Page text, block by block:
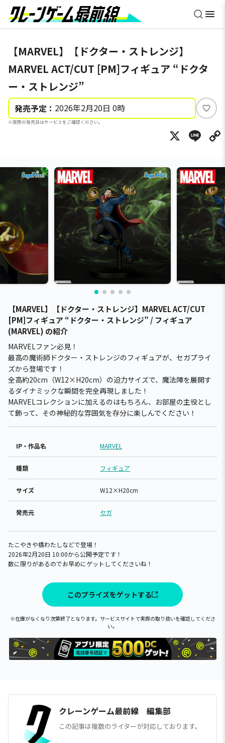
【MARVEL】【ドクター・ストレンジ】
MARVEL ACT/CUT [PM]フィギュア “ドクタ
ー・ストレンジ”
発売予定： 2026年2月20日 0時
※実際の発売日はサービスをご確認ください。
い
ね
X
【MARVEL】【ドクター・ストレンジ】MARVEL ACT/CUT
[PM]フィギュア “ドクター・ストレンジ” / フィギュア
(MARVEL) の紹介
MARVELファン必見！
最高の魔術師ドクター・ストレンジのフィギュアが、セガプライ
ズから登場です！
全高約20cm（W12×H20cm）の迫力サイズで、魔法陣を展開す
るダイナミックな瞬間を完全再現しました！
MARVELコレクションに加えるのはもちろん、お部屋の主役とし
て飾って、その神秘的な雰囲気を存分に楽しんでください！
IP・作品名 MARVEL
種類 フィギュア
サイズ W12×H20cm
発売元 セガ
たこやきや橋わたしなどで登場！
2026年2月20日 10:00から公開予定です！
数に限りがあるのでお早めにゲットしてくださいね！
このプライズをゲットする
※在庫がなくなり次第終了となります。サービスサイトで実際の取り扱いを確認してくださ
い。
クレーンゲーム最前線 編集部
この記事は複数のライターが対応しております。